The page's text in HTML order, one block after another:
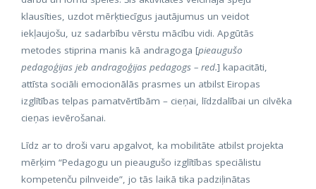
klausīties, uzdot mērķtiecīgus jautājumus un veidot
iekļaujošu, uz sadarbību vērstu mācību vidi. Apgūtās
metodes stiprina manis kā andragoga [pieaugušo
pedagoģijas jeb andragoģijas pedagogs – red.] kapacitāti,
attīsta sociāli emocionālās prasmes un atbilst Eiropas
izglītības telpas pamatvērtībām – cieņai, līdzdalībai un cilvēka
cieņas ievērošanai.
Līdz ar to droši varu apgalvot, ka mobilitāte atbilst projekta
mērķim “Pedagogu un pieaugušo izglītības speciālistu
kompetenču pilnveide”, jo tās laikā tika padziļinātas